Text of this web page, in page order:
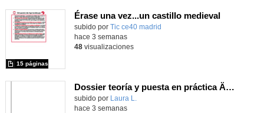
Érase una vez...un castillo medieval
subido por Tic ce40 madrid
15 páginas
hace 3 semanas
48visualizaciones
Dossier teoría y puesta en práctica Äprendizaje Basado en Juegos en Educación Infantil y Primaria
Contenido educativo.
subido por Laura L.
hace 3 semanas